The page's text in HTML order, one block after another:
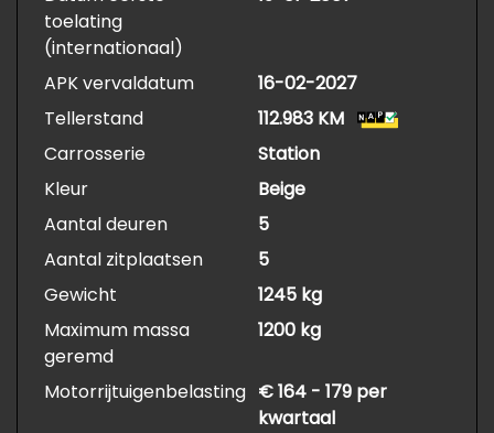
toelating
(internationaal)
APK vervaldatum
16-02-2027
Tellerstand
112.983 KM
Carrosserie
Station
Kleur
Beige
Aantal deuren
5
Aantal zitplaatsen
5
Gewicht
1245 kg
Maximum massa
geremd
1200 kg
Motorrijtuigenbelasting € 164 - 179 per
kwartaal